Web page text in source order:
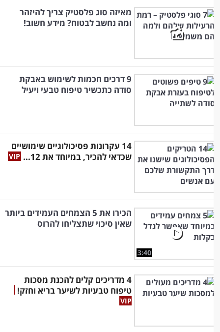
מאיזה סוג פלסטיק צריך להיזהר
ומה נחשב לבטוח? מידע חשוב!
9 דרכים חכמות לשימוש באבקת
סודה כתכשיר טיפוח טבעי ויעיל
14 עקרונות פסיכולוגיים שימושיים
שכדאי להכיר, במיוחד את 12...
3:40
הכירו את 5 הצמחים העמידים ביותר
שאין סיכוי שתצליחו להרוס
4 מדריכים קלים להכנת מסכות
טיפוח טבעיות לשיער בריא וחזק!